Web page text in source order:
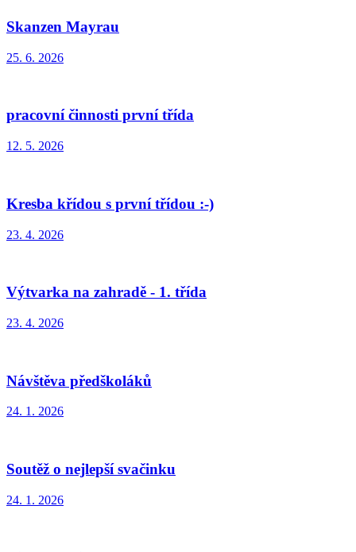
Skanzen Mayrau
25. 6. 2026
pracovní činnosti první třída
12. 5. 2026
Kresba křídou s první třídou :-)
23. 4. 2026
Výtvarka na zahradě - 1. třída
23. 4. 2026
Návštěva předškoláků
24. 1. 2026
Soutěž o nejlepší svačinku
24. 1. 2026